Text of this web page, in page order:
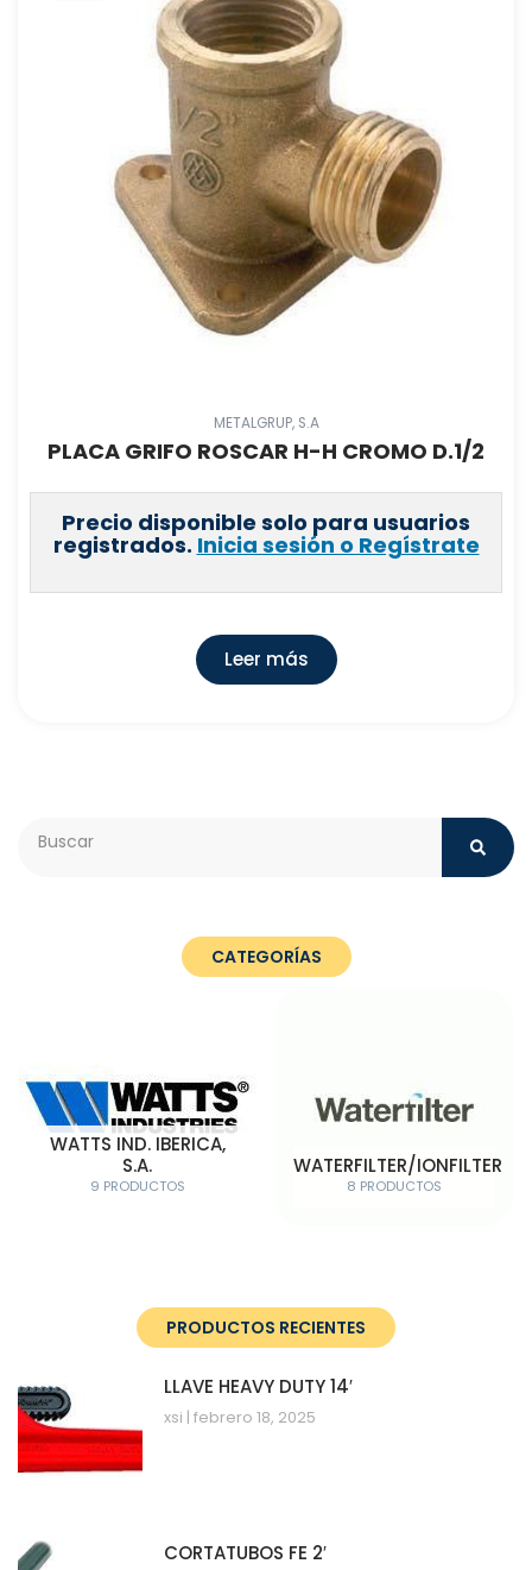
METALGRUP, S.A
PLACA GRIFO ROSCAR H-H CROMO D.1/2
Precio disponible solo para usuarios
registrados. Inicia sesión o Regístrate
Leer más
CATEGORÍAS
WATTS IND. IBERICA,
S.A.
9 PRODUCTOS
WATERFILTER/IONFILTER
8 PRODUCTOS
PRODUCTOS RECIENTES
LLAVE HEAVY DUTY 14′
xsi febrero 18, 2025
CORTATUBOS FE 2′